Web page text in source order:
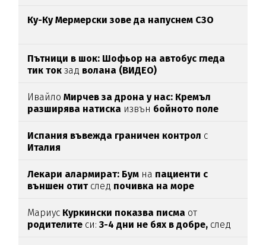
Ку-Ку Мермерски зове да напуснем СЗО
Пътници в шок: Шофьор на автобус гледа
тик ток зад волана (ВИДЕО)
ИвайлоМирчев за дрона у нас: Кремъл
разширява натиска извън бойното поле
Испания въвежда граничен контрол с
Италия
Лекари алармират: Бум на пациенти с
външен отитслед почивка на море
Мариус Куркински показва писма от
родителите си:3-4 дни не бях в добре, след